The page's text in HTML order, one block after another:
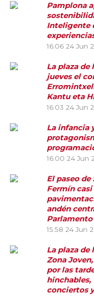
Pamplona
Inteligente
16:06 24 Jun
La plaza de
jueves el
Kantu eta
16:03 24 Jun
La infancia
16:00 24 Jun
El paseo de
Fermín
andén
15:58 24 Jun
La plaza de
Zona
por las
hinchables,
conciertos